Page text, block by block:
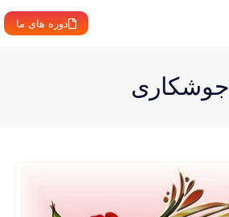
دوره های ما
جوشکاری